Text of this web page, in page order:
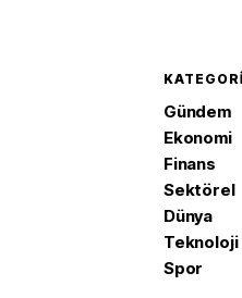
Gündem
Ekonomi
Finans
Sektörel
Dünya
Teknoloji
Spor